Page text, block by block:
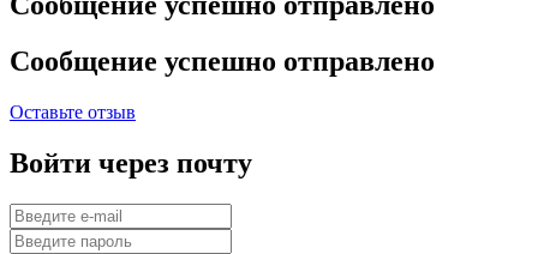
Сообщение успешно отправлено
Оставьте отзыв
Войти через почту